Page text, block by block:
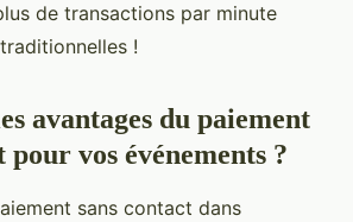
de transactions par minute
!
avantages du paiement
pour vos événements ?
sans contact dans